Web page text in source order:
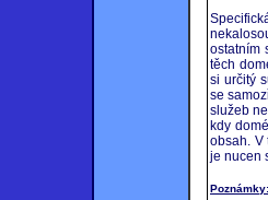
ostatním
těch
si určitý
se
služeb
kdy
obsah. V
je nucen
Poznámky: